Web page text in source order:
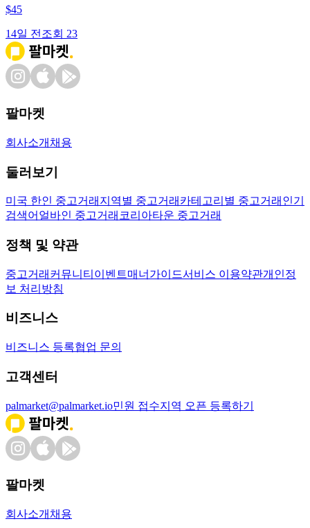
$45
14일 전 조회 23
팔마켓
회사소개 채용
둘러보기
미국 한인 중고거래 지역별 중고거래 카테고리별 중고거래 인기
검색어 얼바인 중고거래 코리아타운 중고거래
정책 및 약관
중고거래 커뮤니티 이벤트매너가이드서비스 이용약관개인정
보 처리방침
비즈니스
비즈니스 등록협업 문의
고객센터
palmarket@palmarket.io민원 접수지역 오픈 등록하기
팔마켓
회사소개 채용